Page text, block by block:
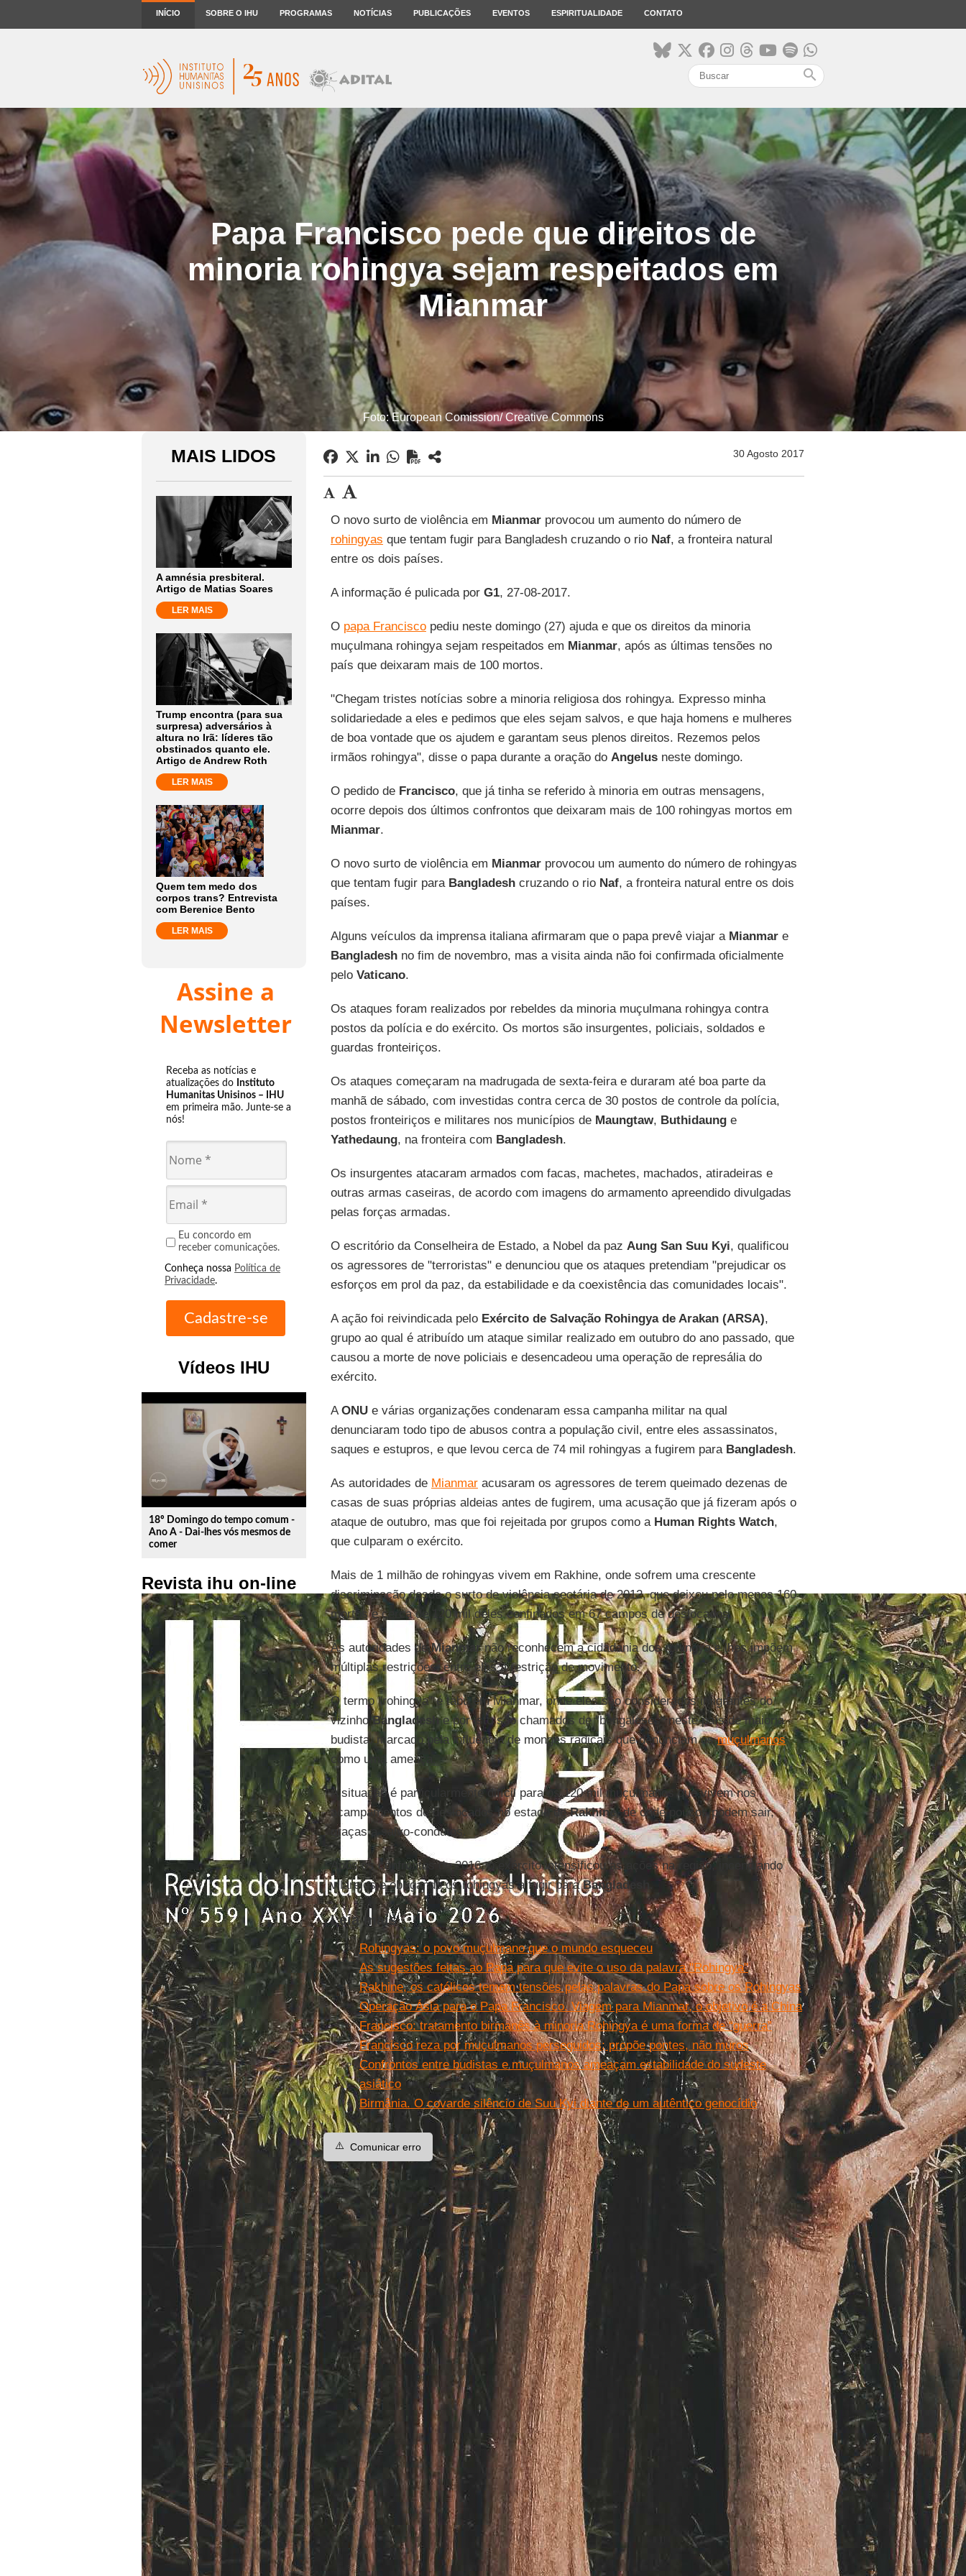
INÍCIO SOBRE O IHU PROGRAMAS NOTÍCIAS PUBLICAÇÕES EVENTOS ESPIRITUALIDADE CONTATO
search
Papa Francisco pede que direitos de
minoria rohingya sejam respeitados em
Mianmar
Foto: European Comission/ Creative Commons
MAIS LIDOS
A amnésia presbiteral.
Artigo de Matias Soares
LER MAIS
Trump encontra (para sua
surpresa) adversários à
altura no Irã: líderes tão
obstinados quanto ele.
Artigo de Andrew Roth
LER MAIS
Quem tem medo dos
corpos trans? Entrevista
com Berenice Bento
LER MAIS
Assine a
Newsletter
Receba as notícias e
atualizações do Instituto
Humanitas Unisinos – IHU
em primeira mão. Junte-se a
nós!
Eu concordo em
receber comunicações.
Conheça nossa Política de
Privacidade.
Vídeos IHU
play_circle_outline
18º Domingo do tempo comum -
Ano A - Dai-lhes vós mesmos de
comer
Revista ihu on-line
30 Agosto 2017
O novo surto de violência em Mianmarprovocou um aumento do número de
rohingyas que tentam fugir para Bangladesh cruzando o rio Naf, a fronteira natural
entre os dois países.
A informação é pulicada por G1, 27-08-2017.
O papa Franciscopediu neste domingo (27) ajuda e que os direitos da minoria
muçulmana rohingya sejam respeitados em Mianmar, após as últimas tensões no
país que deixaram mais de 100 mortos.
"Chegam tristes notícias sobre a minoria religiosa dos rohingya. Expresso minha
solidariedade a eles e pedimos que eles sejam salvos, e que haja homens e mulheres
de boa vontade que os ajudem e garantam seus plenos direitos. Rezemos pelos
irmãos rohingya", disse o papa durante a oração do Angelusneste domingo.
O pedido de Francisco, que já tinha se referido à minoria em outras mensagens,
ocorre depois dos últimos confrontos que deixaram mais de 100 rohingyas mortos em
Mianmar.
O novo surto de violência em Mianmarprovocou um aumento do número de rohingyas
que tentam fugir para Bangladeshcruzando o rio Naf, a fronteira natural entre os dois
países.
Alguns veículos da imprensa italiana afirmaram que o papa prevê viajar a Mianmare
Bangladeshno fim de novembro, mas a visita ainda não foi confirmada oficialmente
pelo Vaticano.
Os ataques foram realizados por rebeldes da minoria muçulmana rohingya contra
postos da polícia e do exército. Os mortos são insurgentes, policiais, soldados e
guardas fronteiriços.
Os ataques começaram na madrugada de sexta-feira e duraram até boa parte da
manhã de sábado, com investidas contra cerca de 30 postos de controle da polícia,
postos fronteiriços e militares nos municípios de Maungtaw, Buthidaunge
Yathedaung, na fronteira com Bangladesh.
Os insurgentes atacaram armados com facas, machetes, machados, atiradeiras e
outras armas caseiras, de acordo com imagens do armamento apreendido divulgadas
pelas forças armadas.
O escritório da Conselheira de Estado, a Nobel da paz Aung San Suu Kyi, qualificou
os agressores de "terroristas" e denunciou que os ataques pretendiam "prejudicar os
esforços em prol da paz, da estabilidade e da coexistência das comunidades locais".
A ação foi reivindicada pelo Exército de Salvação Rohingya de Arakan (ARSA),
grupo ao qual é atribuído um ataque similar realizado em outubro do ano passado, que
causou a morte de nove policiais e desencadeou uma operação de represália do
exército.
AONUe várias organizações condenaram essa campanha militar na qual
denunciaram todo tipo de abusos contra a população civil, entre eles assassinatos,
saques e estupros, e que levou cerca de 74 mil rohingyas a fugirem para Bangladesh.
As autoridades de Mianmaracusaram os agressores de terem queimado dezenas de
casas de suas próprias aldeias antes de fugirem, uma acusação que já fizeram após o
ataque de outubro, mas que foi rejeitada por grupos como a Human Rights Watch,
que culparam o exército.
Mais de 1 milhão de rohingyas vivem em Rakhine, onde sofrem uma crescente
discriminação desde o surto de violência sectária de 2012, que deixou pelo menos 160
mortos e cerca de 120 mil deles confinados em 67 campos de deslocados.
As autoridades deMianmarnão reconhecem a cidadania dos rohingya e lhes impõem
múltiplas restrições, entre elas a restrição de movimento.
O termo "rohingya" é tabu em Mianmar, onde eles são considerados imigrantes do
vizinhoBangladeshe por isto são chamados de "bengaleses" neste país de maioria
budista, marcado pela influência de monges radicais que denunciam osmuçulmanos
como uma ameaça.
A situação é particularmente difícil para os 120 mil muçulmanos que vivem nos
acampamentos de deslocados no estado deRakhine, de onde poucos podem sair,
graças a salvo-condutos.
Após os confrontos de 2016, o exército intensificou as ações na região, incendiando
vilarejos e obrigando os rohingyas a fugir paraBangladesh
Leia mais
Rohingyas: o povo muçulmano que o mundo esqueceu
As sugestões feitas ao Papa para que evite o uso da palavra "Rohingya"
Rakhine, os católicos temem tensões pelas palavras do Papa sobre os Rohingyas
Operação Ásia para o Papa Francisco. Viagem para Mianmar, o objetivo é a China
Francisco: tratamento birmanês à minoria Rohingya é uma forma de “guerra”
Francisco reza por muçulmanos perseguidos; propõe pontes, não muros
Confrontos entre budistas e muçulmanos ameaçam estabilidade do sudeste
asiático
Birmânia. O covarde silêncio de Suu Kyi diante de um autêntico genocídio
⚠️ Comunicar erro